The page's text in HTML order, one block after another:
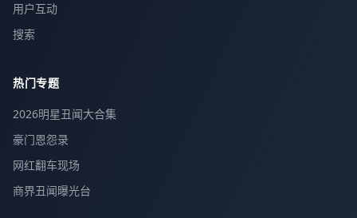
用户互动
搜索
热门专题
2026明星丑闻大合集
豪门恩怨录
网红翻车现场
商界丑闻曝光台